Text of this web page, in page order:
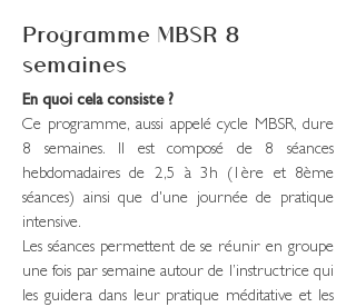
Programme MBSR 8
semaines
En quoi cela consiste ?
Ce programme, aussi appelé cycle MBSR, dure
8 semaines. Il est composé de 8 séances
hebdomadaires de 2,5 à 3h (1ère et 8ème
séances) ainsi que d'une journée de pratique
intensive.
Les séances permettent de se réunir en groupe
une fois par semaine autour de l’instructrice qui
les guidera dans leur pratique méditative et les